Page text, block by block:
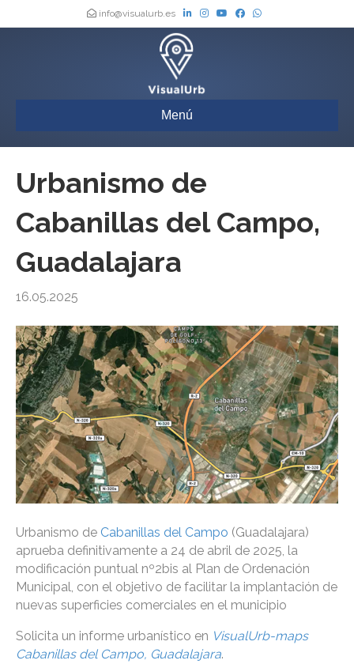
info@visualurb.es
Menú
Urbanismo de
Cabanillas del Campo,
Guadalajara
16.05.2025
Urbanismo de Cabanillas del Campo (Guadalajara)
aprueba definitivamente a 24 de abril de 2025, la
modificación puntual nº2bis al Plan de Ordenación
Municipal, con el objetivo de facilitar la implantación de
nuevas superficies comerciales en el municipio
Solicita un informe urbanístico en VisualUrb-maps
Cabanillas del Campo, Guadalajara.